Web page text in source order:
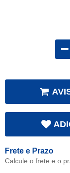
Frete e Prazo
Calcule o frete e o